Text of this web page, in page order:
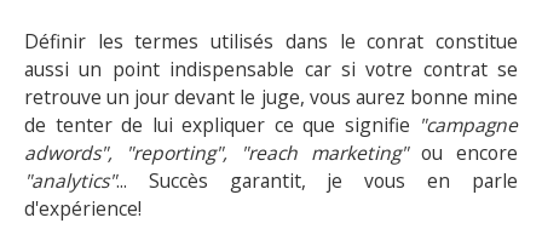
Définir les termes utilisés dans le conrat constitue
aussi un point indispensable car si votre contrat se
retrouve un jour devant le juge, vous aurez bonne mine
de tenter de lui expliquer ce que signifie "campagne
adwords", "reporting", "reach marketing"ou encore
"analytics"... Succès garantit, je vous en parle
d'expérience!